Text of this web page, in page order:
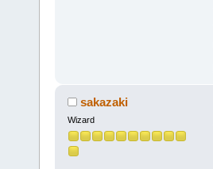
sakazaki
Wizard